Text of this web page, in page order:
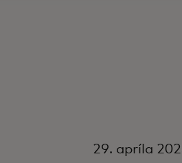
29. apríla